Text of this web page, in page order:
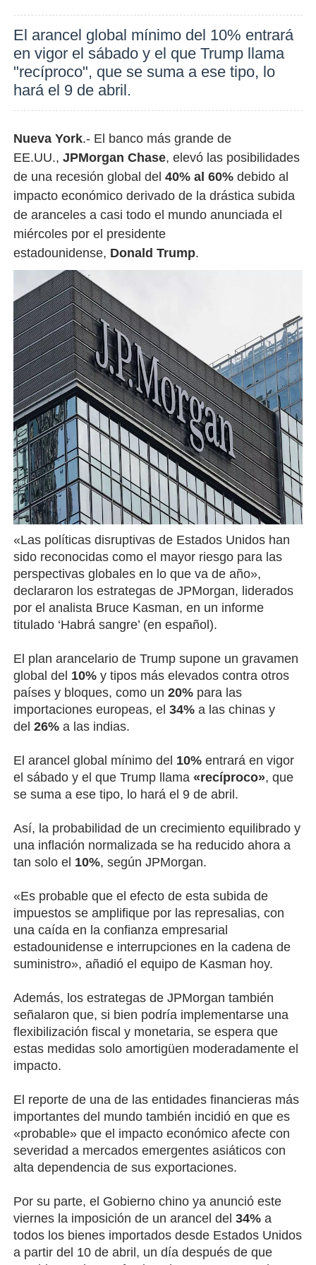
El arancel global mínimo del 10% entrará
en vigor el sábado y el que Trump llama
"recíproco", que se suma a ese tipo, lo
hará el 9 de abril.
Nueva York.- El banco más grande de
EE.UU., JPMorgan Chase, elevó las posibilidades
de una recesión global del 40% al 60%debido al
impacto económico derivado de la drástica subida
de aranceles a casi todo el mundo anunciada el
miércoles por el presidente
estadounidense, Donald Trump.
«Las políticas disruptivas de Estados Unidos han
sido reconocidas como el mayor riesgo para las
perspectivas globales en lo que va de año»,
declararon los estrategas de JPMorgan, liderados
por el analista Bruce Kasman, en un informe
titulado ‘Habrá sangre’ (en español).
El plan arancelario de Trump supone un gravamen
global del 10%y tipos más elevados contra otros
países y bloques, como un 20%para las
importaciones europeas, el 34%a las chinas y
del 26% a las indias.
El arancel global mínimo del 10% entrará en vigor
el sábado y el que Trump llama «recíproco», que
se suma a ese tipo, lo hará el 9 de abril.
Así, la probabilidad de un crecimiento equilibrado y
una inflación normalizada se ha reducido ahora a
tan solo el 10%, según JPMorgan.
«Es probable que el efecto de esta subida de
impuestos se amplifique por las represalias, con
una caída en la confianza empresarial
estadounidense e interrupciones en la cadena de
suministro», añadió el equipo de Kasman hoy.
Además, los estrategas de JPMorgan también
señalaron que, si bien podría implementarse una
flexibilización fiscal y monetaria, se espera que
estas medidas solo amortigüen moderadamente el
impacto.
El reporte de una de las entidades financieras más
importantes del mundo también incidió en que es
«probable» que el impacto económico afecte con
severidad a mercados emergentes asiáticos con
alta dependencia de sus exportaciones.
Por su parte, el Gobierno chino ya anunció este
viernes la imposición de un arancel del 34%a
todos los bienes importados desde Estados Unidos
a partir del 10 de abril, un día después de que